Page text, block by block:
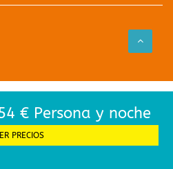
€ Persona y noche
PRECIOS